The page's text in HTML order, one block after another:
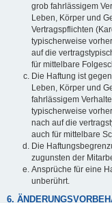
grob fahrlässigem
Leben, Körper und
Vertragspflichten
typischerweise
auf die
für mittelbare
Die Haftung ist
Leben, Körper und
fahrlässigem
typischerweise
nach auf die
auch für mittelbare
Die
zugunsten der
Ansprüche für eine
unberührt.
6.